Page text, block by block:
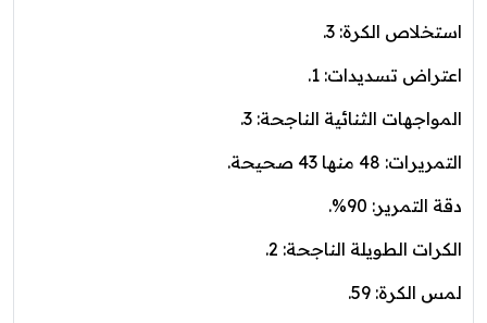
استخلاص الكرة: 3.
اعتراض تسديدات: 1.
المواجهات الثنائية الناجحة: 3.
التمريرات: 48 منها 43 صحيحة.
دقة التمرير: 90%.
الكرات الطويلة الناجحة: 2.
لمس الكرة: 59.